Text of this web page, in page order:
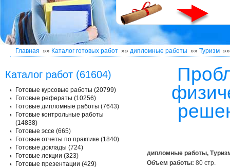
Главная »» Каталог готовых работ »» дипломные работы »» Туризм
дипломные работы,
Объем работы: 80 стр.
Каталог работ (61604)
Готовые курсовые работы (20799)
Готовые рефераты (10256)
Готовые дипломные работы (7643)
Готовые контрольные работы
(14838)
Готовые эссе (665)
Готовые отчеты по практике (1840)
Готовые доклады (724)
Готовые лекции (323)
Готовые презентации (429)